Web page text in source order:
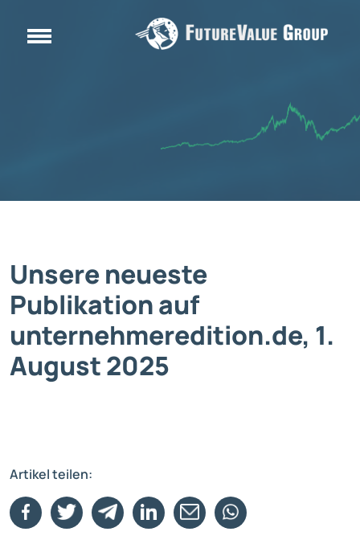
Unsere neueste
Publikation auf
unternehmeredition.de, 1.
August 2025
Artikel teilen: